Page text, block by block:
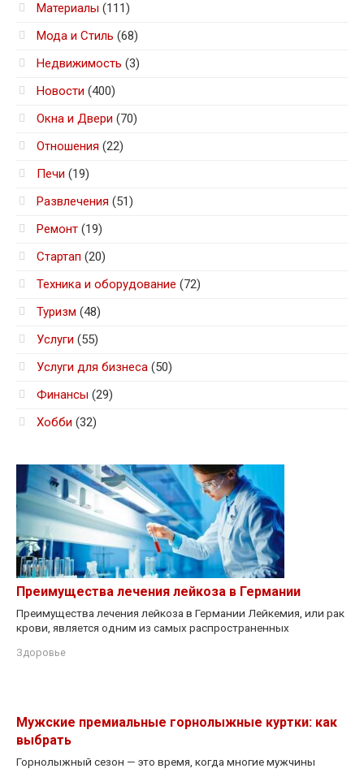
Материалы (111)
Мода и Стиль (68)
Недвижимость (3)
Новости (400)
Окна и Двери (70)
Отношения (22)
Печи (19)
Развлечения (51)
Ремонт (19)
Стартап (20)
Техника и оборудование (72)
Туризм (48)
Услуги (55)
Услуги для бизнеса (50)
Финансы (29)
Хобби (32)
Преимущества лечения лейкоза в Германии
Преимущества лечения лейкоза в Германии Лейкемия, или рак
крови, является одним из самых распространенных
Здоровье
Мужские премиальные горнолыжные куртки: как
выбрать
Горнолыжный сезон — это время, когда многие мужчины